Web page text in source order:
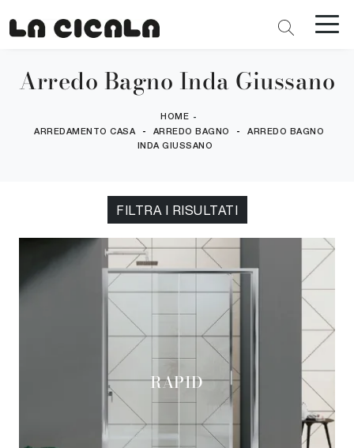
Arredo Bagno Inda Giussano
HOME -
ARREDAMENTO CASA - ARREDO BAGNO -
ARREDO BAGNO
INDA GIUSSANO
FILTRA I RISULTATI
RAPID